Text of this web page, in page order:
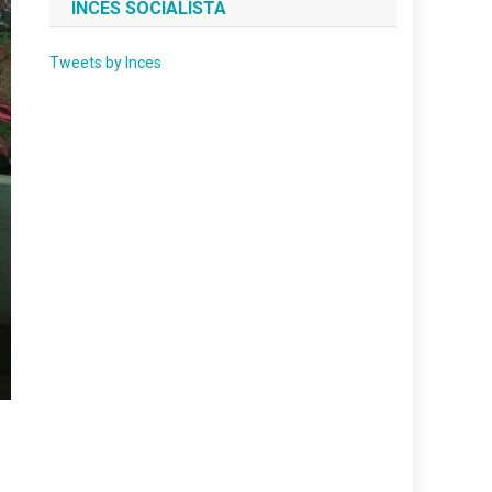
INCES SOCIALISTA
Tweets by Inces